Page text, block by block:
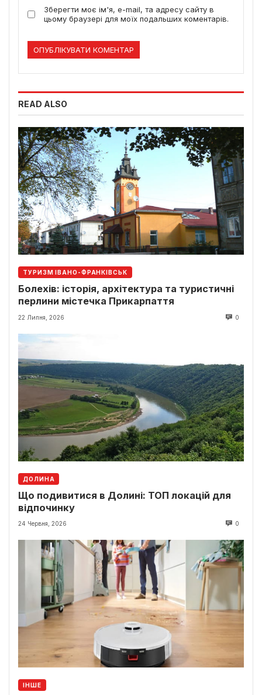
Зберегти моє ім'я, e-mail, та адресу сайту в
цьому браузері для моїх подальших коментарів.
READ ALSO
ТУРИЗМ ІВАНО-ФРАНКІВСЬК
Болехів: історія, архітектура та туристичні
перлини містечка Прикарпаття
22 Липня, 2026 0
ДОЛИНА
Що подивитися в Долині: ТОП локацій для
відпочинку
24 Червня, 2026 0
ІНШЕ